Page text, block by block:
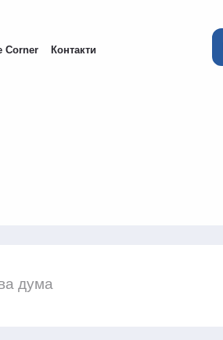
Corner Контакти